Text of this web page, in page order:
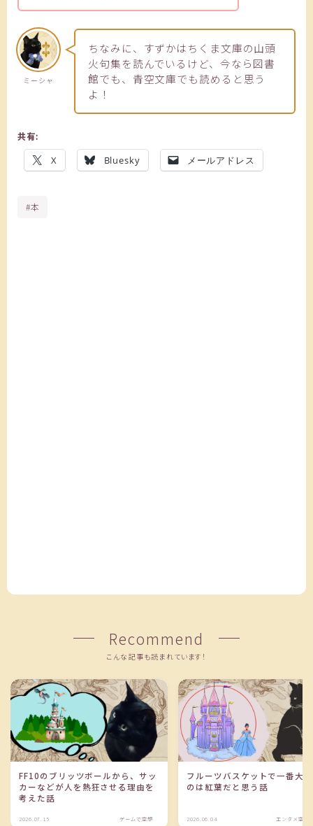
ミーシャ
ちなみに、すずかはちくま文庫の山頭
火句集を読んでいるけど、今なら図書
館でも、青空文庫でも読めると思う
よ！
共有:
X Bluesky メールアドレス
#本
Recommend
こんな記事も読まれています！
FF10のブリッツボールから、サッ
カーなどが人を熱狂させる理由を
考えた話
2026.07.15 ゲームで空想
フルーツバスケットで一番大
のは紅葉だと思う話
2026.06.04 エンタメ空想